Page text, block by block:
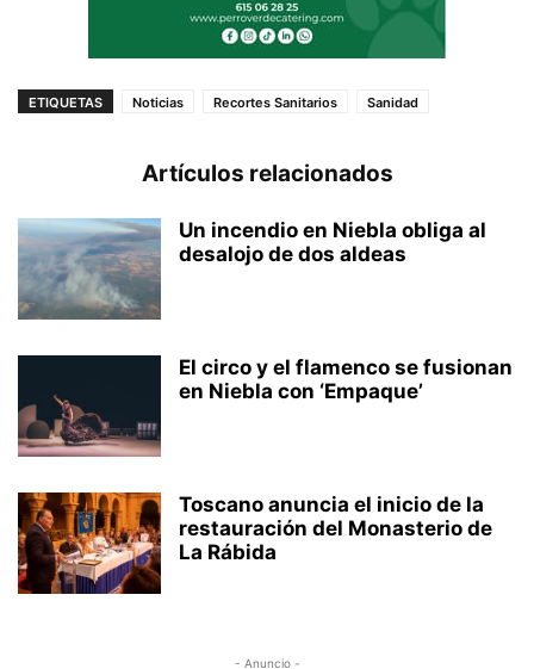
ETIQUETAS Noticias Recortes Sanitarios Sanidad
Artículos relacionados
Un incendio en Niebla obliga al
desalojo de dos aldeas
El circo y el flamenco se fusionan
en Niebla con ‘Empaque’
Toscano anuncia el inicio de la
restauración del Monasterio de
La Rábida
- Anuncio -